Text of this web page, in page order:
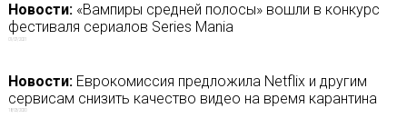
Новости:«Вампиры средней полосы» вошли в конкурс
фестиваля сериалов Series Mania
01/07/2021
Новости:Еврокомиссия предложила Netflix и другим
сервисам снизить качество видео на время карантина
18/03/2020